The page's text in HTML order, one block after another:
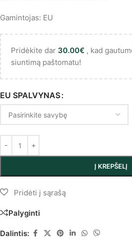
Gamintojas: EU
Pridėkite dar 30.00€ , kad
siuntimą paštomatu!
EU SPALVYNAS
Į KREPŠELĮ
Palyginti
Dalintis: